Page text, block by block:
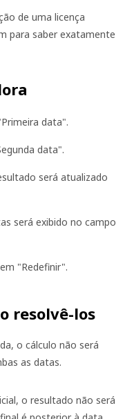
de uma licença
para saber exatamente
data".
data".
será atualizado
será exibido no campo
"Redefinir".
resolvê-los
o cálculo não será
as datas.
o resultado não será